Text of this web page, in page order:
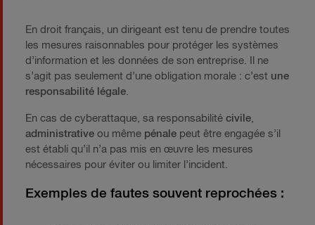
En droit français, un dirigeant est tenu de prendre toutes
les mesures raisonnables pour protéger les systèmes
d’information et les données de son entreprise. Il ne
s’agit pas seulement d’une obligation morale : c’est une
responsabilité légale.
En cas de cyberattaque, sa responsabilité civile,
administrative ou même pénale peut être engagée s’il
est établi qu’il n’a pas mis en œuvre les mesures
nécessaires pour éviter ou limiter l’incident.
Exemples de fautes souvent reprochées :